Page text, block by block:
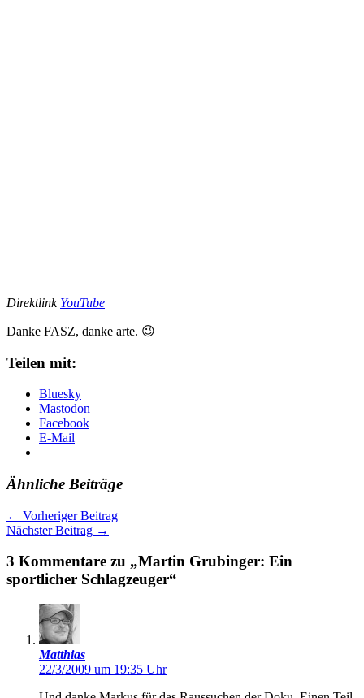
Direktlink YouTube
Danke FASZ, danke arte. 😉
Teilen mit:
Bluesky
Mastodon
Facebook
E-Mail
Ähnliche Beiträge
← Vorheriger Beitrag
Nächster Beitrag →
3 Kommentare zu „Martin Grubinger: Ein
sportlicher Schlagzeuger“
Matthias
22/3/2009 um 19:35 Uhr